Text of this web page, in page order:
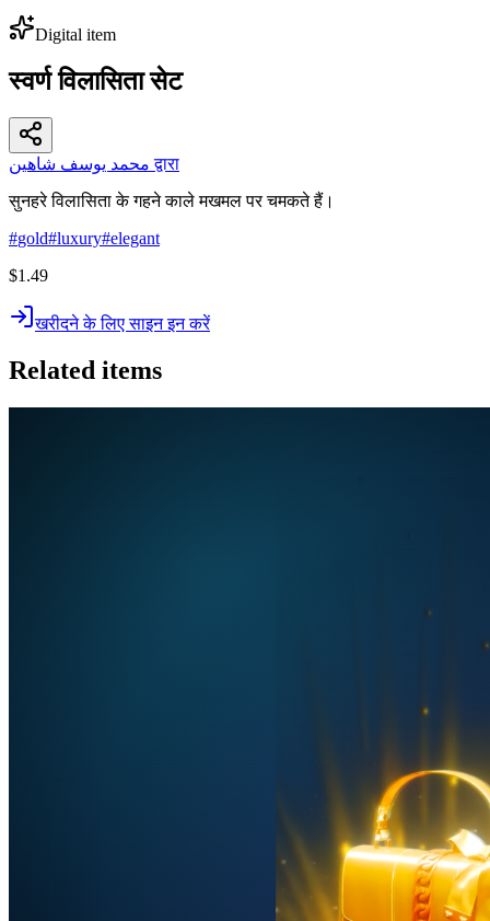
Digital item
स्वर्ण विलासिता सेट
محمد يوسف شاهين द्वारा
सुनहरे विलासिता के गहने काले मखमल पर चमकते हैं।
#gold#luxury#elegant
$1.49
खरीदने के लिए साइन इन करें
Related items